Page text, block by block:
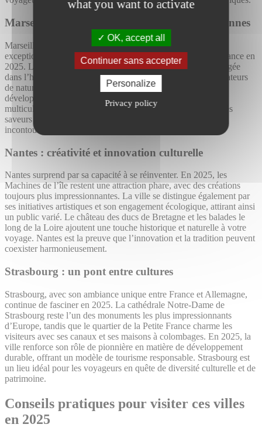
what you want to activate
OK, accept all
Continuer sans accepter
Personalize
Privacy policy
Marseille : entre mer et traditions méditerranéennes
Marseille, avec son ambiance chaleureuse et ses paysages
exceptionnels, reste une des villes les plus dynamiques de France en
2025. Le Vieux-Port et le quartier du Panier offrent une plongée
dans l’histoire locale, tandis que les calanques attirent les amateurs
de nature et de randonnée. La ville continue également de
développer des événements culturels, mettant en lumière son
multiculturalisme unique. Avec son accès direct à la mer et ses
saveurs méditerranéennes, Marseille est une destination
incontournable pour profiter de l’art de vivre du sud.
Nantes : créativité et innovation culturelle
Nantes surprend par sa capacité à se réinventer. En 2025, les
Machines de l’île restent une attraction phare, avec des créations
toujours plus impressionnantes. La ville se distingue également par
ses initiatives artistiques et son engagement écologique, attirant ainsi
un public varié. Le château des ducs de Bretagne et les balades le
long de la Loire ajoutent une touche historique et naturelle à votre
voyage. Nantes est la preuve que l’innovation et la tradition peuvent
coexister harmonieusement.
Strasbourg : un pont entre cultures
Strasbourg, avec son ambiance unique entre France et Allemagne,
continue de fasciner en 2025. La cathédrale Notre-Dame de
Strasbourg reste l’un des monuments les plus impressionnants
d’Europe, tandis que le quartier de la Petite France charme les
visiteurs avec ses canaux et ses maisons à colombages. En 2025, la
ville renforce son rôle de pionnière en matière de développement
durable, offrant un modèle de tourisme responsable. Strasbourg est
un lieu idéal pour les voyageurs en quête de diversité culturelle et de
patrimoine.
Conseils pratiques pour visiter ces villes
en 2025